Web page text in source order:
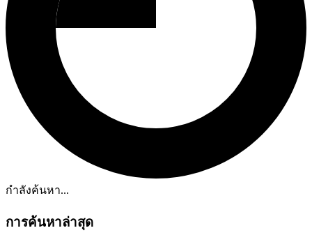
กำลังค้นหา...
การค้นหาล่าสุด